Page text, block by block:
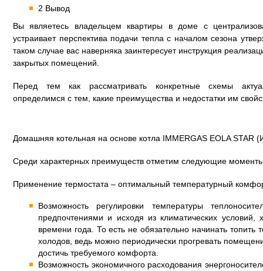
2 Вывод
Вы являетесь владельцем квартиры в доме с
устраивает перспектива подачи тепла с началом сезона
таком случае вас наверняка заинтересует инструкция
закрытых помещений.
Перед тем как рассматривать конкретные схемы
определимся с тем, какие преимущества и недостатки им
Домашняя котельная на основе котла IMMERGAS EOLA STAR
Среди характерных преимуществ отметим следующие
Применение термостата – оптимальный температурный
Возможность регулировки температуры
предпочтениями и исходя из климатических условий,
времени года. То есть не обязательно начинать топить
холодов, ведь можно периодически прогревать
достичь требуемого комфорта.
Возможность экономичного расходования